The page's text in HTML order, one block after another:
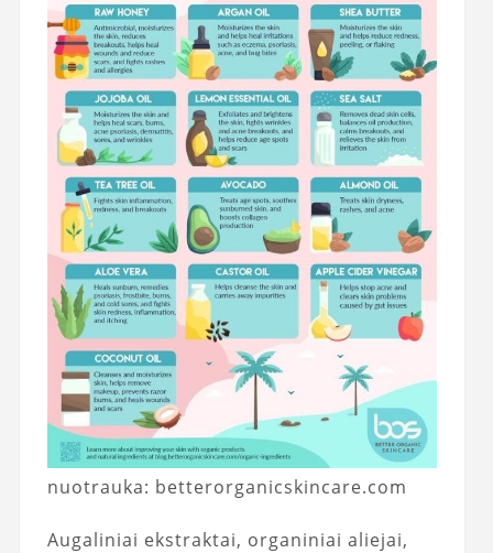
nuotrauka: betterorganicskincare.com
Augaliniai ekstraktai, organiniai aliejai,